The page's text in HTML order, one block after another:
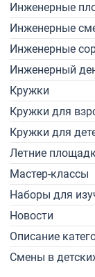
Инженерные
Инженерные
Инженерные
Инженерный
Кружки
Кружки для
Кружки для
Летние
Мастер-классы
Наборы для
Новости
Описание
Смены в